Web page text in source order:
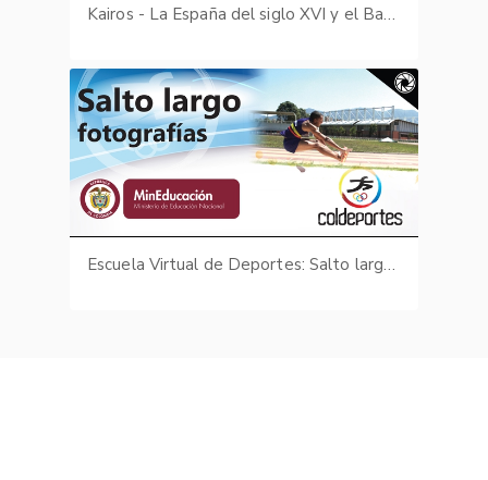
Kairos - La España del siglo XVI y el Barroco
Escuela Virtual de Deportes: Salto largo - fotografías